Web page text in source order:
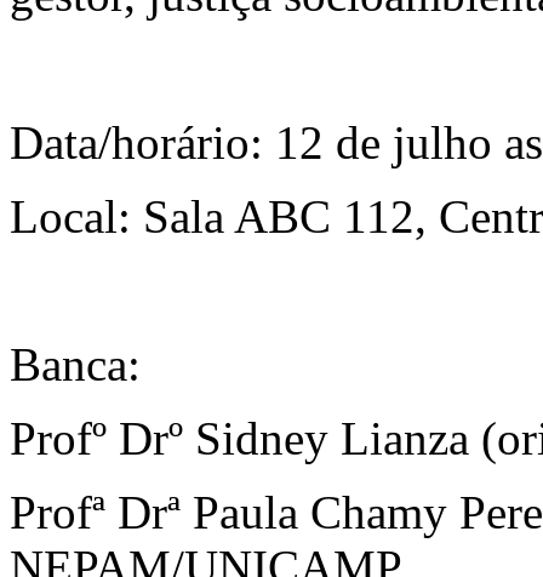
Data/horário: 12 de julho
Local: Sala ABC 112,
Banca:
Profº Drº Sidney Lianza
Profª Drª Paula Chamy